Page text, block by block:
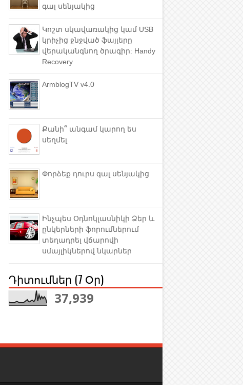
գալ սենյակից
Կոշտ սկավառակից կամ USB
կրիչից ջնջված ֆայլերը
վերականգնող ծրագիր: Handy
Recovery
ArmblogTV v4.0
Քանի՞ անգամ կարող ես
սեղմել
Փորձեք դուրս գալ սենյակից
Ինչպես Օդնոկլասնիկի Ձեր և
ընկերների ֆորումներում
տեղադրել վճարովի
սմայլիկներով նկարներ
Դիտումներ (7 Օր)
37,939